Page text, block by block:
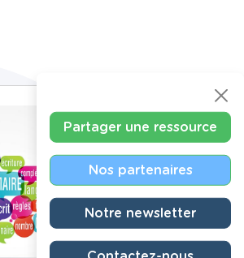
Partager une ressource
Nos partenaires
Notre newsletter